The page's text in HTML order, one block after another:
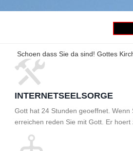
Schoen dass Sie da sind! Gottes
INTERNETSEELSORGE
Gott hat 24 Stunden geoeffnet. Wenn
erreichen reden Sie mit Gott. Er hoert